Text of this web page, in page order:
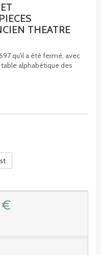
THEATRE
qu'il a été fermé, avec
alphabétique des